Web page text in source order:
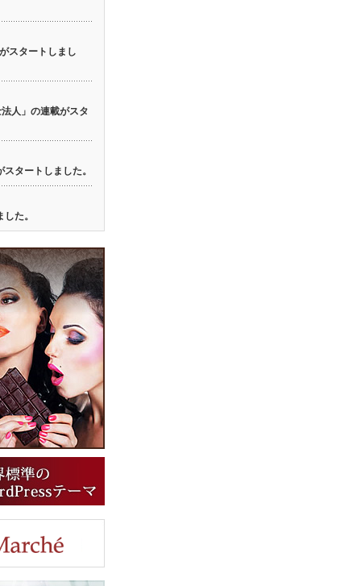
スタートしまし
人」の連載がスタ
スタートしました。
た。